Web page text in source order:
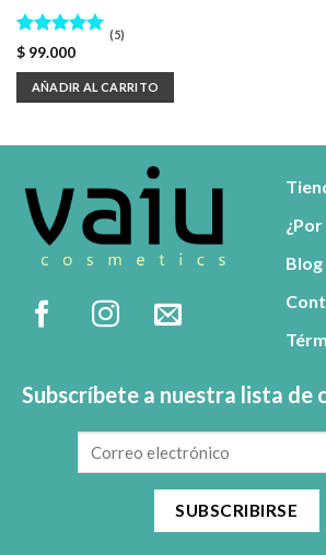
Valorado
de 5
(5)
$99.000
AÑADIR AL CARRITO
Blog
Subscríbete a nuestra lista de
SUBSCRIBIRSE